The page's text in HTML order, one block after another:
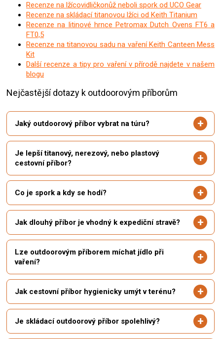
Recenze na lžícovidličkonůž neboli spork od UCO Gear
Recenze na skládací titanovou lžíci od Keith Titanium
Recenze na litinové hrnce Petromax Dutch Ovens FT6 a
FT0,5
Recenze na titanovou sadu na vaření Keith Canteen Mess
Kit
Další recenze a tipy pro vaření v přírodě najdete v našem
blogu
Nejčastější dotazy k outdoorovým příborům
Jaký outdoorový příbor vybrat na túru?
Je lepší titanový, nerezový, nebo plastový
cestovní příbor?
Co je spork a kdy se hodí?
Jak dlouhý příbor je vhodný k expediční stravě?
Lze outdoorovým příborem míchat jídlo při
vaření?
Jak cestovní příbor hygienicky umýt v terénu?
Je skládací outdoorový příbor spolehlivý?